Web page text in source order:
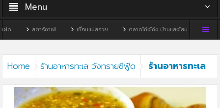
Menu
ด สตาร์คาเฟ่ เขื่อนแม่สรวย ตลาดโก้งโค้ง บ้านแสงโสม ทิวผาค
Home ร้านอาหารทะเล วังทรายซีฟู้ด
ร้านอาหารทะเล
วังทรายซีฟู้ด2